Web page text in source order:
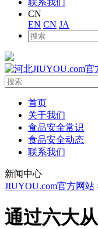
联系我们
CN
EN CN JA
首页
关于我们
食品安全常识
食品安全动态
联系我们
新闻中心
JIUYOU.com官方网站
通过六大